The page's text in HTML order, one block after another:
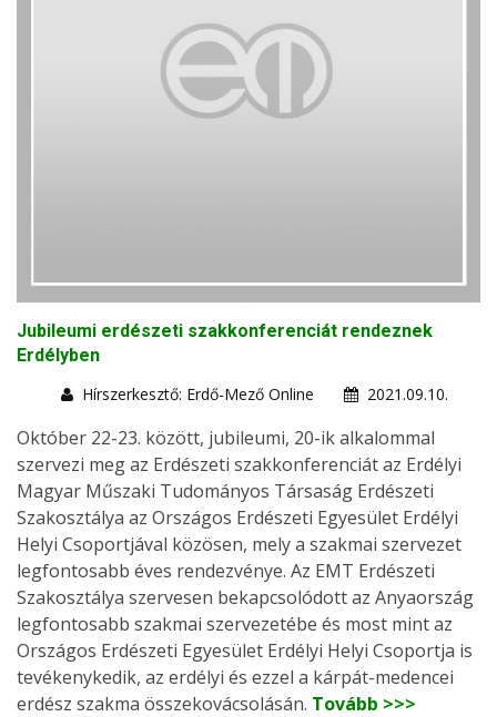
Jubileumi erdészeti szakkonferenciát rendeznek
Erdélyben
Hírszerkesztő: Erdő-Mező Online
2021.09.10.
Október 22-23. között, jubileumi, 20-ik alkalommal
szervezi meg az Erdészeti szakkonferenciát az Erdélyi
Magyar Műszaki Tudományos Társaság Erdészeti
Szakosztálya az Országos Erdészeti Egyesület Erdélyi
Helyi Csoportjával közösen, mely a szakmai szervezet
legfontosabb éves rendezvénye. Az EMT Erdészeti
Szakosztálya szervesen bekapcsolódott az Anyaország
legfontosabb szakmai szervezetébe és most mint az
Országos Erdészeti Egyesület Erdélyi Helyi Csoportja is
tevékenykedik, az erdélyi és ezzel a kárpát-medencei
erdész szakma összekovácsolásán. Tovább >>>